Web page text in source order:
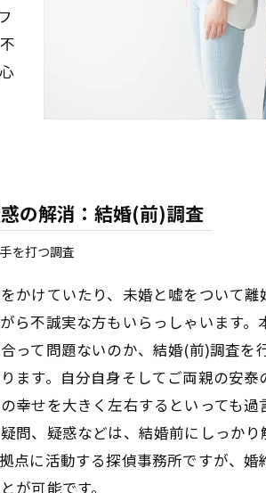
の解消：結婚(前)調査
を打つ調査
かけていたり、未婚と嘘をついて
ら不誠実な方もいらっしゃいます
って問題ないのか、結婚(前)調査を
ます。自分自身そしてご両親の安
幸せを大きく左右するといっても
問、疑惑などは、結婚前にしっか
点に活動する探偵事務所ですが、
が可能です。